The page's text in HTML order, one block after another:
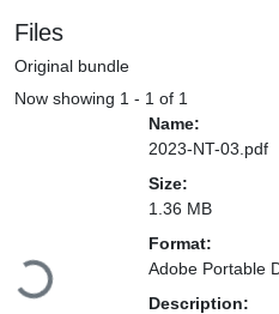
Files
Original bundle
Now showing 1 - 1 of 1
Loading...
Name:
2023-NT-03.pdf
Size:
1.36 MB
Format:
Adobe Portable
Description: